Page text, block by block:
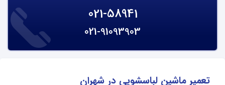
021-58941
021-91093903
تعمیر ماشین لباسشویی در شهران